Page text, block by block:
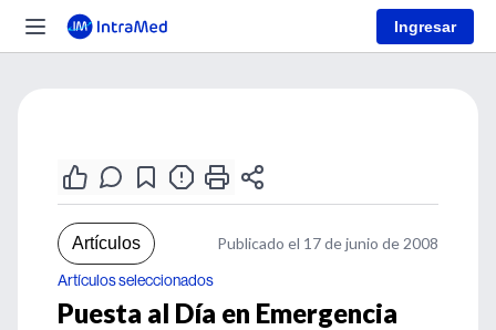
Ingresar
Artículos Publicado el 17 de junio de 2008
Artículos seleccionados
Puesta al Día en Emergencia